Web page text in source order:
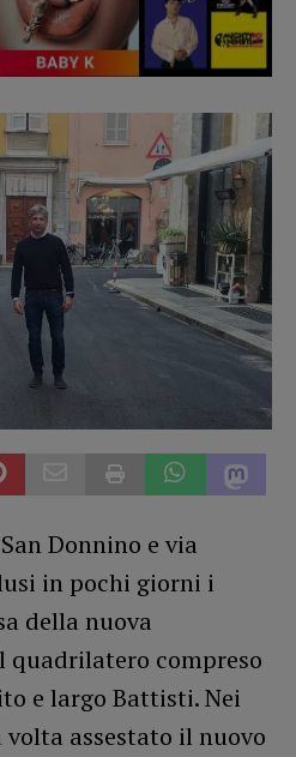
Donnino e via
in pochi giorni i
della nuova
quadrilatero compreso
e largo Battisti. Nei
assestato il nuovo